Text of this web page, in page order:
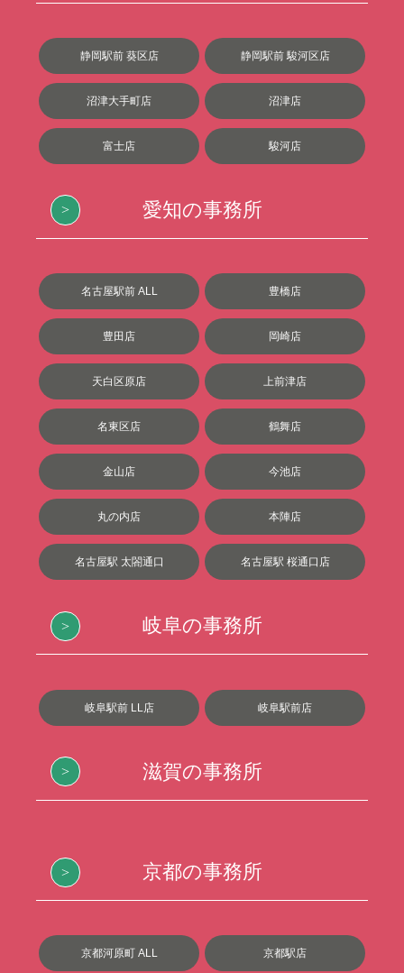
静岡駅前 葵区店 静岡駅前 駿河区店
沼津大手町店 沼津店
富士店 駿河店
愛知の事務所
名古屋駅前 ALL 豊橋店
豊田店 岡崎店
天白区原店 上前津店
名東区店 鶴舞店
金山店 今池店
丸の内店 本陣店
名古屋駅 太閤通口 名古屋駅 桜通口店
岐阜の事務所
岐阜駅前 LL店 岐阜駅前店
滋賀の事務所
京都の事務所
京都河原町 ALL 京都駅店